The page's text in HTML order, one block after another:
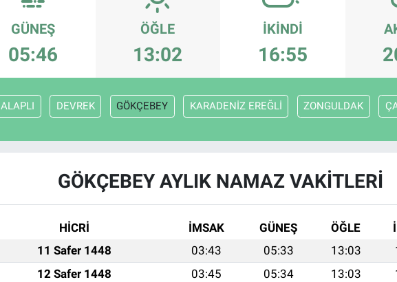
GÜNEŞ
05:46
ÖĞLE
13:02
İKINDI
16:55
ALAPLI DEVREK GÖKÇEBEY KARADENİZ EREĞLİ ZONGULDAK
GÖKÇEBEY AYLIK NAMAZ VAKITLERI
HİCRİ İMSAK GÜNEŞ ÖĞLE
11 Safer 1448 03:43 05:33 13:03
12 Safer 1448 03:45 05:34 13:03